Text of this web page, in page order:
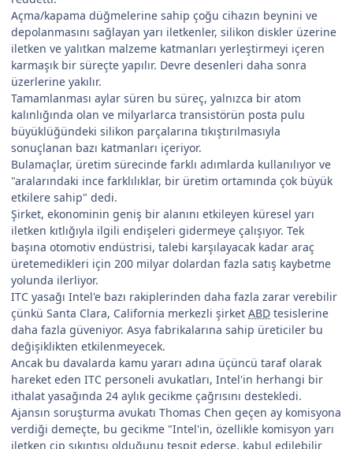
Açma/kapama düğmelerine sahip çoğu cihazın beynini ve
depolanmasını sağlayan yarı iletkenler, silikon diskler üzerine
iletken ve yalıtkan malzeme katmanları yerleştirmeyi içeren
karmaşık bir süreçte yapılır. Devre desenleri daha sonra
üzerlerine yakılır.
Tamamlanması aylar süren bu süreç, yalnızca bir atom
kalınlığında olan ve milyarlarca transistörün posta pulu
büyüklüğündeki silikon parçalarına tıkıştırılmasıyla
sonuçlanan bazı katmanları içeriyor.
Bulamaçlar, üretim sürecinde farklı adımlarda kullanılıyor ve
"aralarındaki ince farklılıklar, bir üretim ortamında çok büyük
etkilere sahip" dedi.
Şirket, ekonominin geniş bir alanını etkileyen küresel yarı
iletken kıtlığıyla ilgili endişeleri gidermeye çalışıyor. Tek
başına otomotiv endüstrisi, talebi karşılayacak kadar araç
üretemedikleri için 200 milyar dolardan fazla satış kaybetme
yolunda ilerliyor.
ITC yasağı Intel'e bazı rakiplerinden daha fazla zarar verebilir
çünkü Santa Clara, California merkezli şirket ABD tesislerine
daha fazla güveniyor. Asya fabrikalarına sahip üreticiler bu
değişiklikten etkilenmeyecek.
Ancak bu davalarda kamu yararı adına üçüncü taraf olarak
hareket eden ITC personeli avukatları, Intel'in herhangi bir
ithalat yasağında 24 aylık gecikme çağrısını destekledi.
Ajansın soruşturma avukatı Thomas Chen geçen ay komisyona
verdiği demeçte, bu gecikme "Intel'in, özellikle komisyon yarı
iletken çip sıkıntısı olduğunu tespit ederse, kabul edilebilir